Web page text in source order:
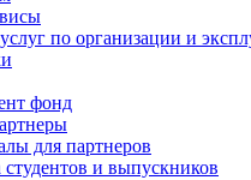
по организации и
фонд
для партнеров
студентов и выпускников